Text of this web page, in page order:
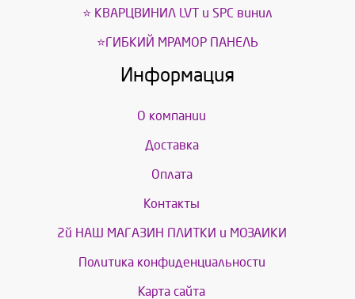
⭐ КВАРЦВИНИЛ LVT и SPС винил
⭐ГИБКИЙ МРАМОР ПАНЕЛЬ
Информация
О компании
Доставка
Оплата
Контакты
2й НАШ МАГАЗИН ПЛИТКИ и МОЗАИКИ
Политика конфиденциальности
Карта сайта